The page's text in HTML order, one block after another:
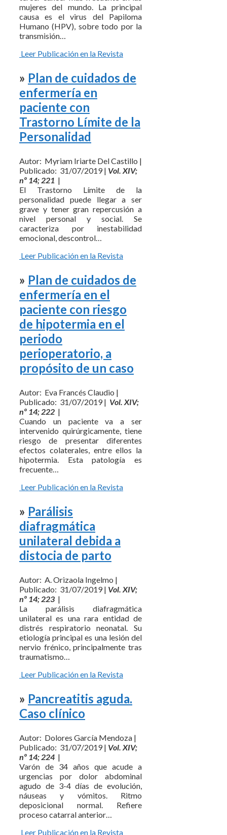
mujeres del mundo. La principal
causa es el virus del Papiloma
Humano (HPV), sobre todo por la
transmisión…
Leer Publicación en la Revista
» Plan de cuidados de
enfermería en
paciente con
Trastorno Límite de la
Personalidad
Autor: Myriam Iriarte Del Castillo |
Publicado: 31/07/2019 | Vol. XIV;
nº 14; 221 |
El Trastorno Límite de la
personalidad puede llegar a ser
grave y tener gran repercusión a
nivel personal y social. Se
caracteriza por inestabilidad
emocional, descontrol…
Leer Publicación en la Revista
» Plan de cuidados de
enfermería en el
paciente con riesgo
de hipotermia en el
periodo
perioperatorio, a
propósito de un caso
Autor: Eva Francés Claudio |
Publicado: 31/07/2019 | Vol. XIV;
nº 14; 222 |
Cuando un paciente va a ser
intervenido quirúrgicamente, tiene
riesgo de presentar diferentes
efectos colaterales, entre ellos la
hipotermia. Esta patología es
frecuente…
Leer Publicación en la Revista
» Parálisis
diafragmática
unilateral debida a
distocia de parto
Autor: A. Orizaola Ingelmo |
Publicado: 31/07/2019 | Vol. XIV;
nº 14; 223 |
La parálisis diafragmática
unilateral es una rara entidad de
distrés respiratorio neonatal. Su
etiología principal es una lesión del
nervio frénico, principalmente tras
traumatismo…
Leer Publicación en la Revista
» Pancreatitis aguda.
Caso clínico
Autor: Dolores García Mendoza |
Publicado: 31/07/2019 | Vol. XIV;
nº 14; 224 |
Varón de 34 años que acude a
urgencias por dolor abdominal
agudo de 3-4 días de evolución,
náuseas y vómitos. Ritmo
deposicional normal. Refiere
proceso catarral anterior…
Leer Publicación en la Revista